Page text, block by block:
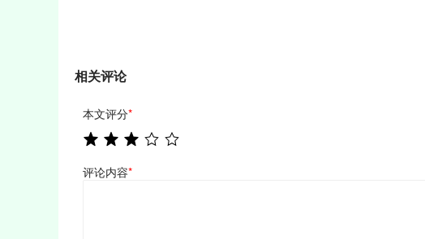
相关评论
本文评分*
评论内容*